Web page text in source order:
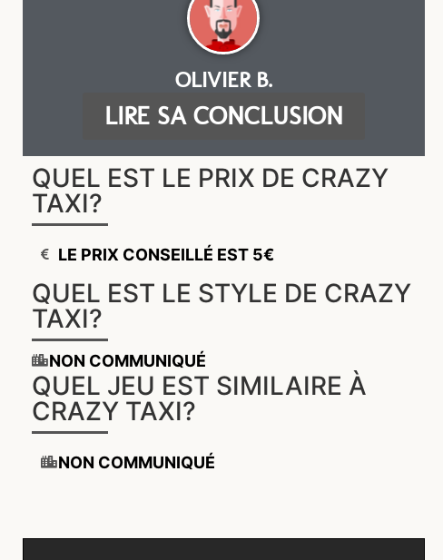
OLIVIER B.
LIRE SA CONCLUSION
QUEL EST LE PRIX DE CRAZY
TAXI?
LE PRIX CONSEILLÉ EST 5€
QUEL EST LE STYLE DE CRAZY
TAXI?
NON COMMUNIQUÉ
QUEL JEU EST SIMILAIRE À
CRAZY TAXI?
NON COMMUNIQUÉ